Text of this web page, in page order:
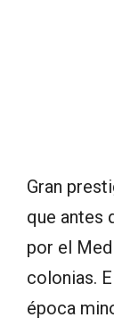
Gran
que antes
por el
colonias.
época